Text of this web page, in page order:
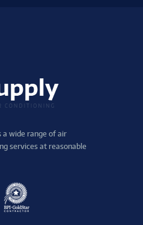
a wide range of air
services at reasonable